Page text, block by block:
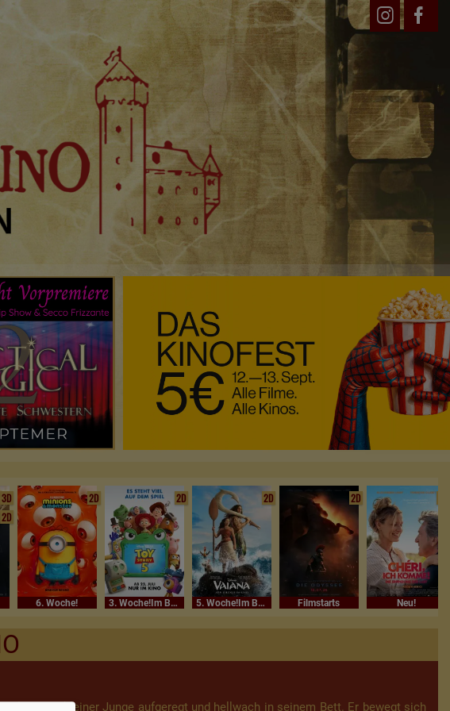
3D
2D
2D
6. Woche!
2D
3. Woche!Im Bundesstart
2D
5. Woche!Im Bundesstart
2D
Filmstarts Neu!
liegt ein kleiner Junge aufgeregt und hellwach in seinem Bett. Er bewegt sich